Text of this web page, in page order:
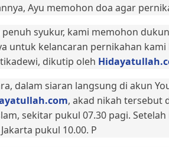
Ayu memohon doa agar
penuh syukur, kami memohon
untuk kelancaran pernikahan
dikutip oleh
dalam siaran langsung di akun
, akad nikah tersebut
sekitar pukul 07.30 pagi.
pukul 10.00. P